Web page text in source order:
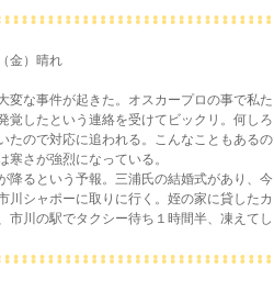
金）晴れ
変な事件が起きた。オスカープロの事で私
覚したという連絡を受けてビックリ。何し
たので対応に追われる。こんなこともある
寒さが強烈になっている。
降るという予報。三浦氏の結婚式があり、
川シャポーに取りに行く。姪の家に貸した
市川の駅でタクシー待ち１時間半、凍えて